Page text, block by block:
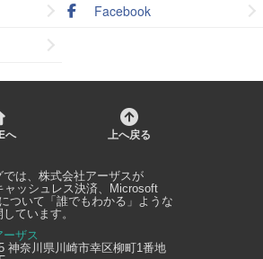
Facebook
へ 上へ戻る
は、 株式会社アーザス が
ャッシュレス決済、Microsoft
ついて「誰でもわかる」ような
ています。
ザス
神奈川県 川崎市幸区柳町1番地